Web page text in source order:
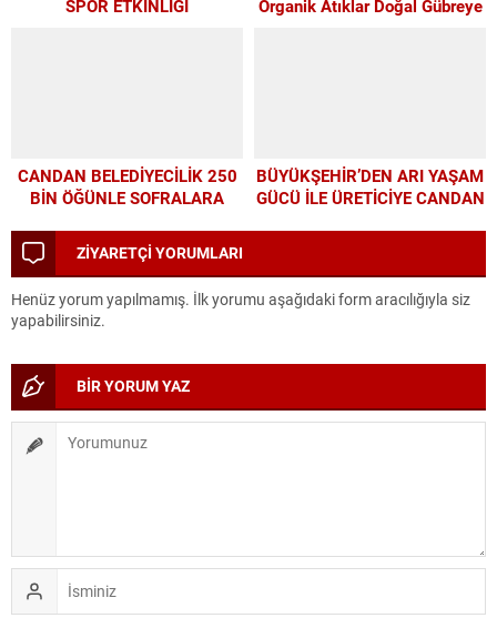
SPOR ETKİNLİĞİ
Organik Atıklar Doğal Gübreye
CANDAN BELEDİYECİLİK 250
BİN ÖĞÜNLE SOFRALARA
BÜYÜKŞEHİR’DEN ARI YAŞAM
GÜCÜ İLE ÜRETİCİYE CANDAN
ZİYARETÇİ YORUMLARI
Henüz yorum yapılmamış. İlk yorumu aşağıdaki form aracılığıyla siz
yapabilirsiniz.
BİR YORUM YAZ